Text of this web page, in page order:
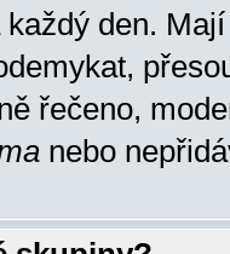
den.
řečeno,
nebo